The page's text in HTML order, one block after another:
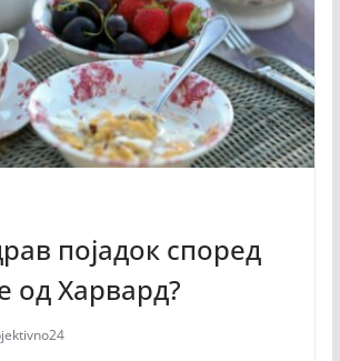
појадок според
од Харвард?